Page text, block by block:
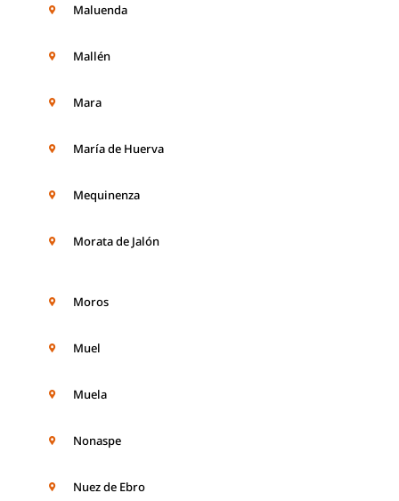
Maluenda
Mallén
Mara
María de Huerva
Mequinenza
Morata de Jalón
Moros
Muel
Muela
Nonaspe
Nuez de Ebro